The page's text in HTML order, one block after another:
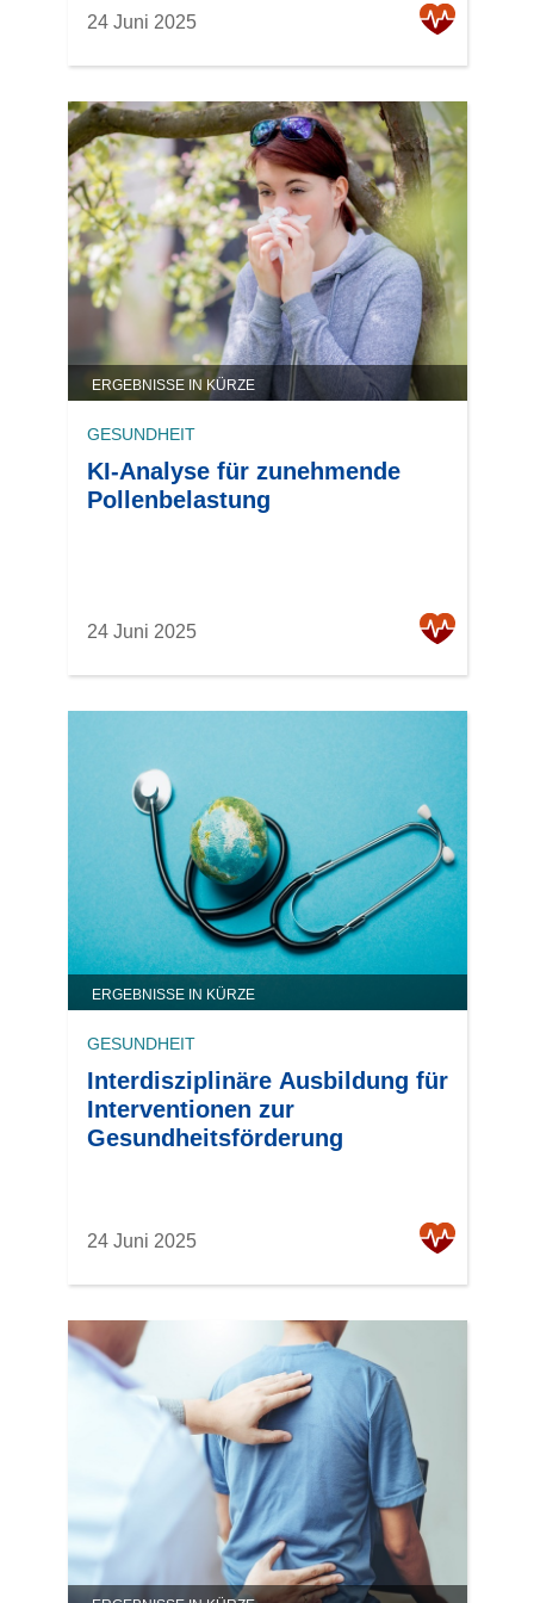
24 Juni 2025
ERGEBNISSE IN KÜRZE
GESUNDHEIT
KI-Analyse für zunehmende
Pollenbelastung
24 Juni 2025
ERGEBNISSE IN KÜRZE
GESUNDHEIT
Interdisziplinäre Ausbildung für
Interventionen zur
Gesundheitsförderung
24 Juni 2025